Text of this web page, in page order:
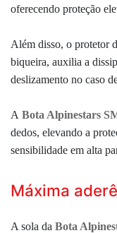
oferecendo proteção
Além disso, o protetor
biqueira, auxilia a
deslizamento no caso
A Bota Alpinestars
dedos, elevando a
sensibilidade em alta
Máxima
A sola da Bota